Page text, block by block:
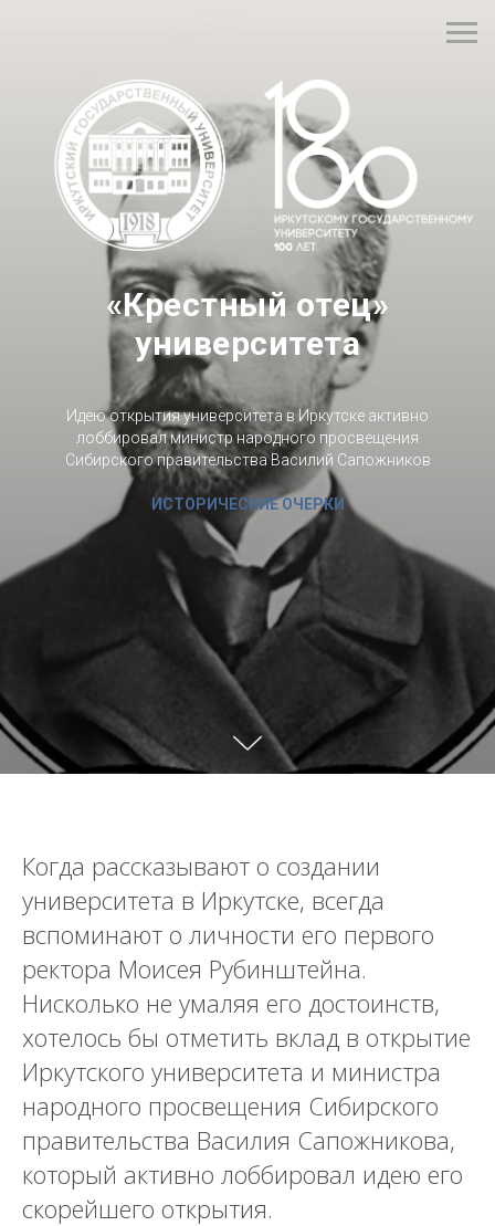
«Крестный отец»
университета
Идею открытия университета в Иркутске активно
лоббировал министр народного просвещения
Сибирского правительства Василий Сапожников
ИСТОРИЧЕСКИЕ ОЧЕРКИ
Когда рассказывают о создании
университета в Иркутске, всегда
вспоминают о личности его первого
ректора Моисея Рубинштейна.
Нисколько не умаляя его достоинств,
хотелось бы отметить вклад в открытие
Иркутского университета и министра
народного просвещения Сибирского
правительства Василия Сапожникова,
который активно лоббировал идею его
скорейшего открытия.